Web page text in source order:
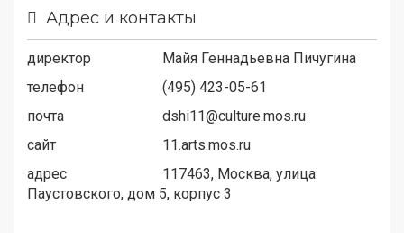
Адрес и контакты
директор
Майя Геннадьевна Пичугина
телефон
(495) 423-05-61
почта
dshi11@culture.mos.ru
сайт
11.arts.mos.ru
адрес
117463, Москва, улица
Паустовского, дом 5, корпус 3